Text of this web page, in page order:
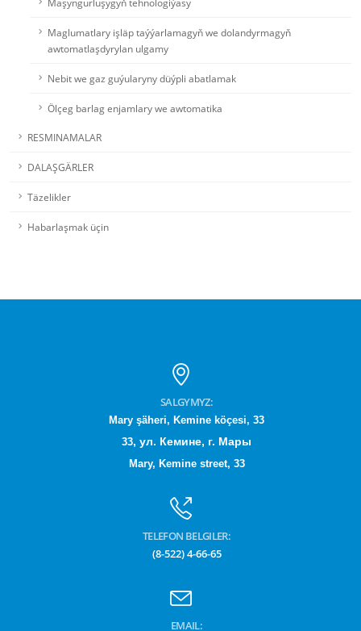
Maşyngurluşygyň tehnologiýasy
Maglumatlary işläp taýýarlamagyň we dolandyrmagyň
awtomatlaşdyrylan ulgamy
Nebit we gaz guýularyny düýpli abatlamak
Ölçeg barlag enjamlary we awtomatika
RESMINAMALAR
DALAŞGÄRLER
Täzelikler
Habarlaşmak üçin
SALGYMYZ:
Mary şäheri, Kemine köçesi, 33
33, ул. Кемине, г. Мары
Mary, Kemine street, 33
TELEFON BELGILER:
(8-522) 4-66-65
EMAIL: